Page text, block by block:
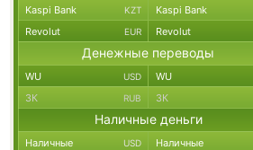
Kaspi Bank KZT Kaspi Bank
Revolut EUR Revolut
Денежные переводы
WU USD WU
ЗК RUB ЗК
Наличные деньги
Наличные USD Наличные